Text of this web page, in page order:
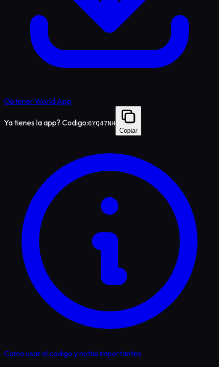
Obtener World App
Ya tienes la app? Codigo:6YQ47NH
Copiar
Como usar el codigo y notas importantes